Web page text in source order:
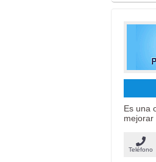
Es una
mejorar
Teléfono